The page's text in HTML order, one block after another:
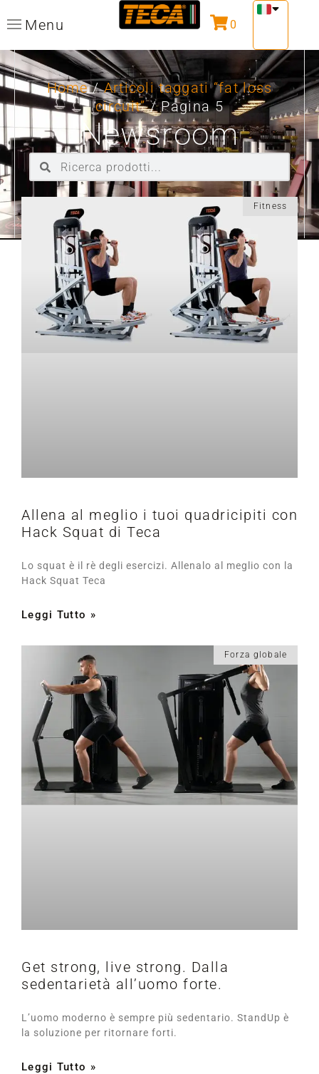
Menu 0
Home/Articoli taggati “fat loss
circuit”/ Pagina 5
Newsroom
Fitness
Allena al meglio i tuoi quadricipiti con
Hack Squat di Teca
Lo squat è il rè degli esercizi. Allenalo al meglio con la
Hack Squat Teca
Leggi Tutto »
Forza globale
Get strong, live strong. Dalla
sedentarietà all’uomo forte.
L’uomo moderno è sempre più sedentario. StandUp è
la soluzione per ritornare forti.
Leggi Tutto »